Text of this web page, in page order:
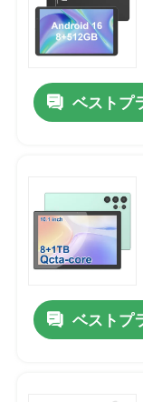
ベストプ
ベストプ